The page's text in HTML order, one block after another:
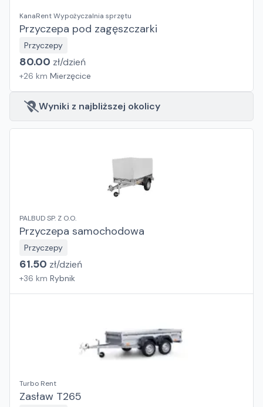
KanaRent Wypożyczalnia sprzętu
Przyczepa pod zagęszczarki
Przyczepy
80.00 zł/dzień
+26 km Mierzęcice
Wyniki z najbliższej okolicy
PALBUD SP. Z O.O.
Przyczepa samochodowa
Przyczepy
61.50 zł/dzień
+36 km Rybnik
Turbo Rent
Zasław T265